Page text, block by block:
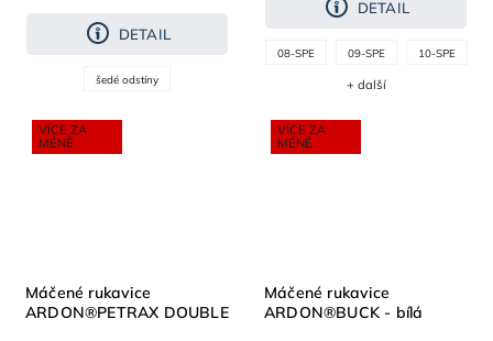
DETAIL
šedé odstíny
DETAIL
08-SPE 09-SPE 10-SPE
+ další
VÍCE ZA
MÉNĚ
Máčené rukavice
ARDON®PETRAX DOUBLE
VÍCE ZA
MÉNĚ
Máčené rukavice
ARDON®BUCK - bílá